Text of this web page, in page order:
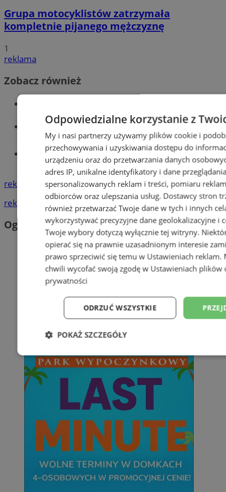
Grupa motocyklistów zatrzymała
kompletnie pijanego mężczyznę
1
reklama
Zobacz również
Wiadomości lokalne
Tworzenie stron www - Wodzisław
Śląski
reklama
reklama
Ogłoszenia
Odpowiedzialne korzystanie z
My i nasi partnerzy używamy plików cookie i
przechowywania i uzyskiwania dostępu do
urządzeniu oraz do przetwarzania danych
adres IP, unikalne identyfikatory i dane
spersonalizowanych reklam i treści, pomiaru
odbiorców oraz ulepszania usług. Dostawcy stron
również przetwarzać Twoje dane w tych i innych
wykorzystywać precyzyjne dane geolokalizacyjne i
Twoje wybory dotyczą wyłącznie tej witryny.
opierać się na prawnie uzasadnionym interesie
prawo sprzeciwić się temu w Ustawieniach reklam.
chwili wycofać swoją zgodę w Ustawieniach plików
prywatności
ODRZUĆ WSZYSTKIE
POKAŻ SZCZEGÓŁY
Niezbędne Wydajność
Niezbędne Wydajność Targetowanie